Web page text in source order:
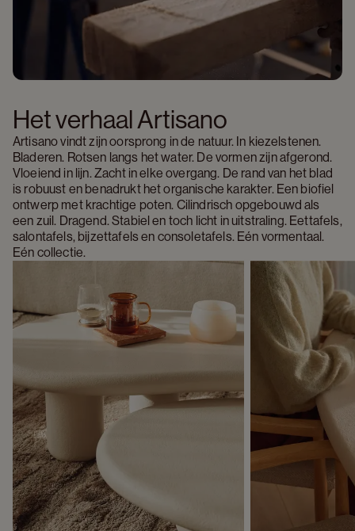
Het verhaal Artisano
Artisano vindt zijn oorsprong in de natuur. In kiezelstenen.
Bladeren. Rotsen langs het water. De vormen zijn afgerond.
Vloeiend in lijn. Zacht in elke overgang. De rand van het blad
is robuust en benadrukt het organische karakter. Een biofiel
ontwerp met krachtige poten. Cilindrisch opgebouwd als
een zuil. Dragend. Stabiel en toch licht in uitstraling. Eettafels,
salontafels, bijzettafels en consoletafels. Eén vormentaal.
Eén collectie.